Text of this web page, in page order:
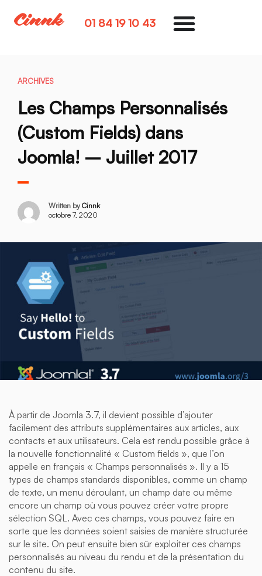
01 84 19 10 43
ARCHIVES
Les Champs Personnalisés
(Custom Fields) dans
Joomla! – Juillet 2017
Written by Cinnk
octobre 7, 2020
À partir de Joomla 3.7, il devient possible d’ajouter
facilement des attributs supplémentaires aux articles, aux
contacts et aux utilisateurs. Cela est rendu possible grâce à
la nouvelle fonctionnalité « Custom fields », que l’on
appelle en français « Champs personnalisés ». Il y a 15
types de champs standards disponibles, comme un champ
de texte, un menu déroulant, un champ date ou même
encore un champ où vous pouvez créer votre propre
sélection SQL. Avec ces champs, vous pouvez faire en
sorte que les données soient saisies de manière structurée
sur le site. On peut ensuite bien sûr exploiter ces champs
personnalisés au niveau du rendu et de la présentation du
contenu du site.